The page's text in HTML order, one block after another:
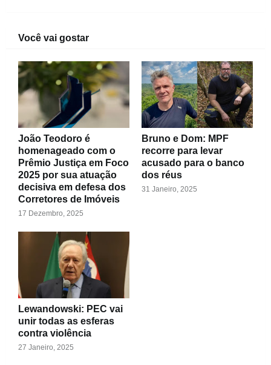
Você vai gostar
João Teodoro é
homenageado com o
Prêmio Justiça em Foco
2025 por sua atuação
decisiva em defesa dos
Corretores de Imóveis
17 Dezembro, 2025
Bruno e Dom: MPF
recorre para levar
acusado para o banco
dos réus
31 Janeiro, 2025
Lewandowski: PEC vai
unir todas as esferas
contra violência
27 Janeiro, 2025